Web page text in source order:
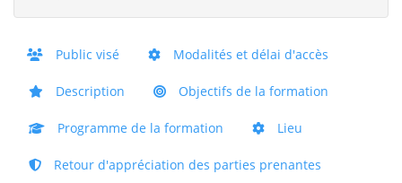
Public visé Modalités et délai d'accès
Description Objectifs de la formation
Programme de la formation Lieu
Retour d'appréciation des parties prenantes